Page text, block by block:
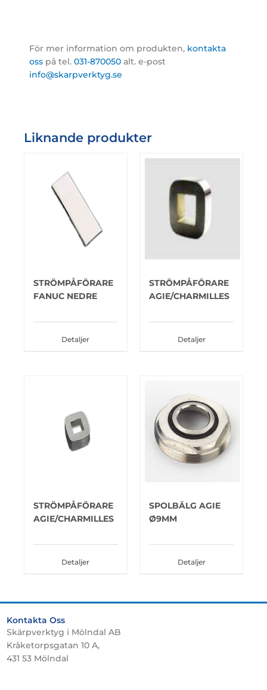
För mer information om produkten, kontakta
oss på tel.031-870050 alt. e-post
info@skarpverktyg.se
Liknande produkter
STRÖMPÅFÖRARE
FANUC NEDRE
Detaljer
STRÖMPÅFÖRARE
AGIE/CHARMILLES
Detaljer
STRÖMPÅFÖRARE
AGIE/CHARMILLES
Detaljer
SPOLBÄLG AGIE
Ø9MM
Detaljer
Kontakta Oss
Skärpverktyg i Mölndal AB
Kråketorpsgatan 10 A,
431 53 Mölndal